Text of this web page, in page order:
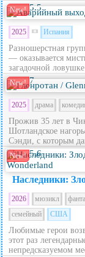
New! 5.5
2025 Испания
Разношерстная
— оказывается
загадочной
New! 7
2025 драма
Прожив 35 лет в
Шотландское
Сэнди, с которым
New! 5.6
Наследники:
2026 мюзикл
семейный
США
Любимые герои
этот раз
непредсказуемом